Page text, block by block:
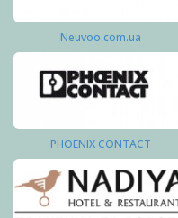
Neuvoo.com.ua
PHOENIX CONTACT